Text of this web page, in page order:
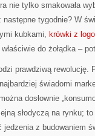
nie tylko smakowała
tygodnie? W
kubkami, krówki z logo
do żołądka –
prawdziwą
świadomi
dosłownie
słodyczą na rynku;
jedzenia z budowaniem